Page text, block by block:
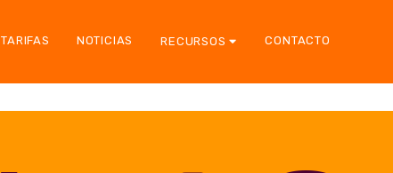
TARIFAS NOTICIAS RECURSOS CONTACTO